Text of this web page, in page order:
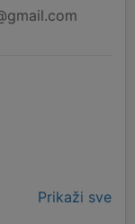
Prikaži sve